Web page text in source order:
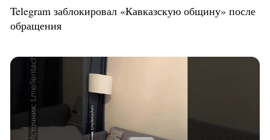
Telegram заблокировал «Кавказскую общину» после
обращения